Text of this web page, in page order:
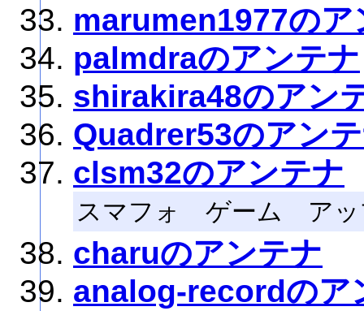
marumen1977のア
palmdraのアンテナ
shirakira48のアン
Quadrer53のアン
clsm32のアンテナ
スマフォ ゲーム ア
charuのアンテナ
analog-recordのア